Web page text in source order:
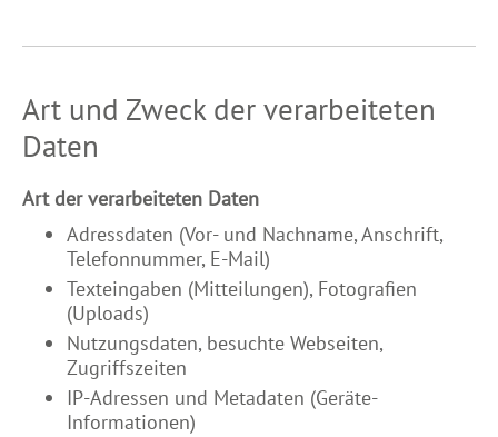
Art und Zweck der verarbeiteten
Daten
Art der verarbeiteten Daten
Adressdaten (Vor- und Nachname, Anschrift,
Telefonnummer, E-Mail)
Texteingaben (Mitteilungen), Fotografien
(Uploads)
Nutzungsdaten, besuchte Webseiten,
Zugriffszeiten
IP-Adressen und Metadaten (Geräte-
Informationen)